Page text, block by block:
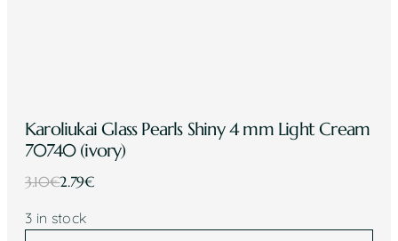
Karoliukai Glass Pearls Shiny 4 mm Light Cream
70740 (ivory)
3.10€
Original
was:
2.79€
Current
is:
3 in stock